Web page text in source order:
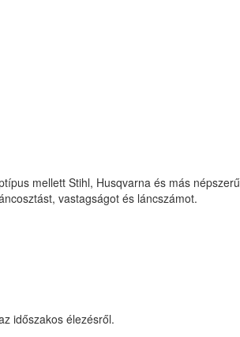
mellett Stihl, Husqvarna és más népszerű
vastagságot és láncszámot.
időszakos élezésről.